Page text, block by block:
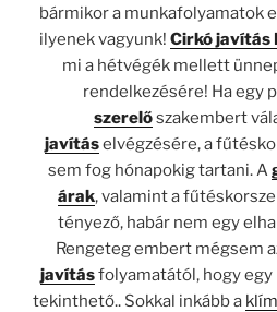
bármikor a munkafolyamatok
ilyenek vagyunk! Cirkó javítás
mi a hétvégék mellett
rendelkezésére! Ha egy
szerelőszakembert
javításelvégzésére, a
sem fog hónapokig tartani. A
árak, valamint a
tényező, habár nem egy
Rengeteg embert mégsem
javításfolyamatától, hogy
tekinthető.. Sokkal inkább a